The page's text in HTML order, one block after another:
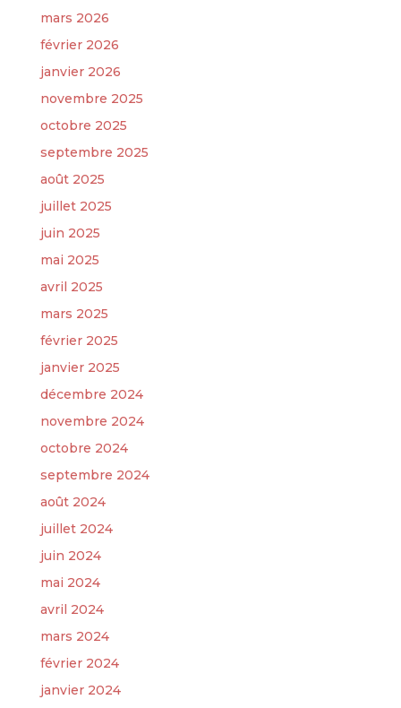
mars 2026
février 2026
janvier 2026
novembre 2025
octobre 2025
septembre 2025
août 2025
juillet 2025
juin 2025
mai 2025
avril 2025
mars 2025
février 2025
janvier 2025
décembre 2024
novembre 2024
octobre 2024
septembre 2024
août 2024
juillet 2024
juin 2024
mai 2024
avril 2024
mars 2024
février 2024
janvier 2024